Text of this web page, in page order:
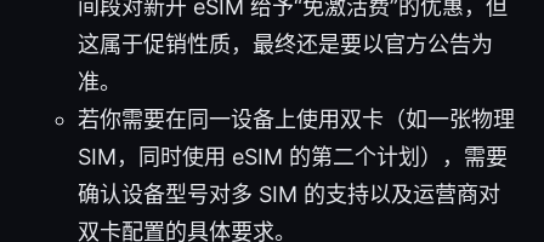
间段对新开 eSIM 给予“免激活费”的优惠，但
这属于促销性质，最终还是要以官方公告为
准。
若你需要在同一设备上使用双卡（如一张物理
SIM，同时使用 eSIM 的第二个计划），需要
确认设备型号对多 SIM 的支持以及运营商对
双卡配置的具体要求。